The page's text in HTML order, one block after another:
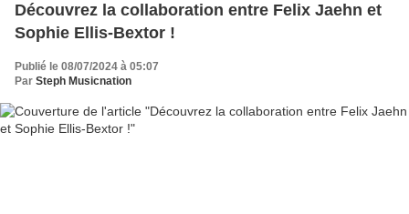
Découvrez la collaboration entre Felix Jaehn et
Sophie Ellis-Bextor !
Publié le 08/07/2024 à 05:07
Par Steph Musicnation